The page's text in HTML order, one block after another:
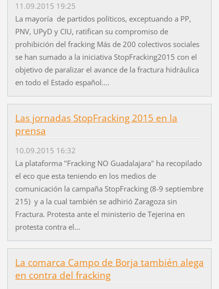
11.09.2015 19:25
La mayoría de partidos políticos, exceptuando a PP,
PNV, UPyD y CIU, ratifican su compromiso de
prohibición del fracking Más de 200 colectivos sociales
se han sumado a la iniciativa StopFracking2015 con el
objetivo de paralizar el avance de la fractura hidráulica
en todo el Estado español....
Las jornadas StopFracking 2015 en la
prensa
10.09.2015 16:32
La plataforma "Fracking NO Guadalajara" ha recopilado
el eco que esta teniendo en los medios de
comunicación la campaña StopFracking (8-9 septiembre
215) y a la cual también se adhirió Zaragoza sin
Fractura. Protesta ante el ministerio de Tejerina en
protesta contra el...
La comarca Campo de Borja también alega
en contra del fracking